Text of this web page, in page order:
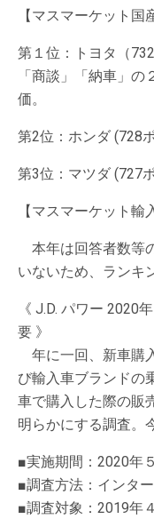
【マスマーケット国
第１位：トヨタ（732
「商談」「納車」
価。
第2位：ホンダ (728
第3位：マツダ (727
【マスマーケット輸
本年は回答者数等
いないため、ランキ
《 J.D. パワー 2020
要 》
年に一回、新車購
び輸入車ブランドの
車で購入した際の販
明らかにする調査。
■実施期間：2020年
■調査方法：インタ
■調査対象：2019年